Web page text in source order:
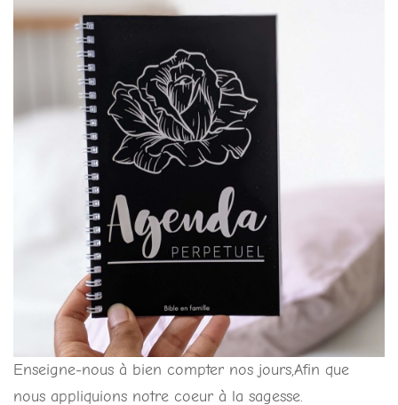
Enseigne-nous à bien compter nos jours,Afin que
nous appliquions notre coeur à la sagesse.